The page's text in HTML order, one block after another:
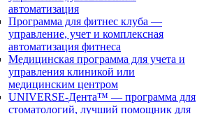
автоматизация
Программа для фитнес клуба —
управление, учет и комплексная
автоматизация фитнеса
Медицинская программа для учета и
управления клиникой или
медицинским центром
UNIVERSE-Дента™ — программа для
стоматологий, лучший помощник для